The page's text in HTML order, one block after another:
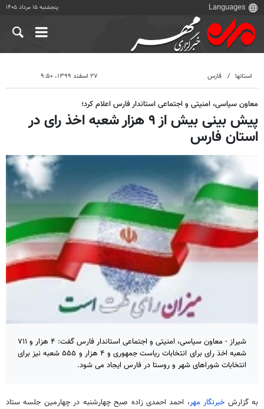
پنجشنبه ۱۵ مرداد ۱۴۰۵
استانها فارس ۲۷ اسفند ۱۳۹۹، ۹:۵۰
معاون سیاسی، امنیتی و اجتماعی استاندار فارس اعلام کرد؛
پیش بینی بیش از ۹ هزار شعبه اخذ رای در
استان فارس
شیراز - معاون سیاسی، امنیتی و اجتماعی استاندار فارس گفت: ۴ هزار و ۷۱۱
شعبه اخذ رای برای انتخابات ریاست جمهوری و ۴ هزار و ۵۵۵ شعبه نیز برای
انتخابات شوراهای شهر و روستا در فارس ایجاد می شود.
به گزارش خبرنگار مهر، احمد احمدی زاده صبح چهارشنبه در چهارمین جلسه ستاد